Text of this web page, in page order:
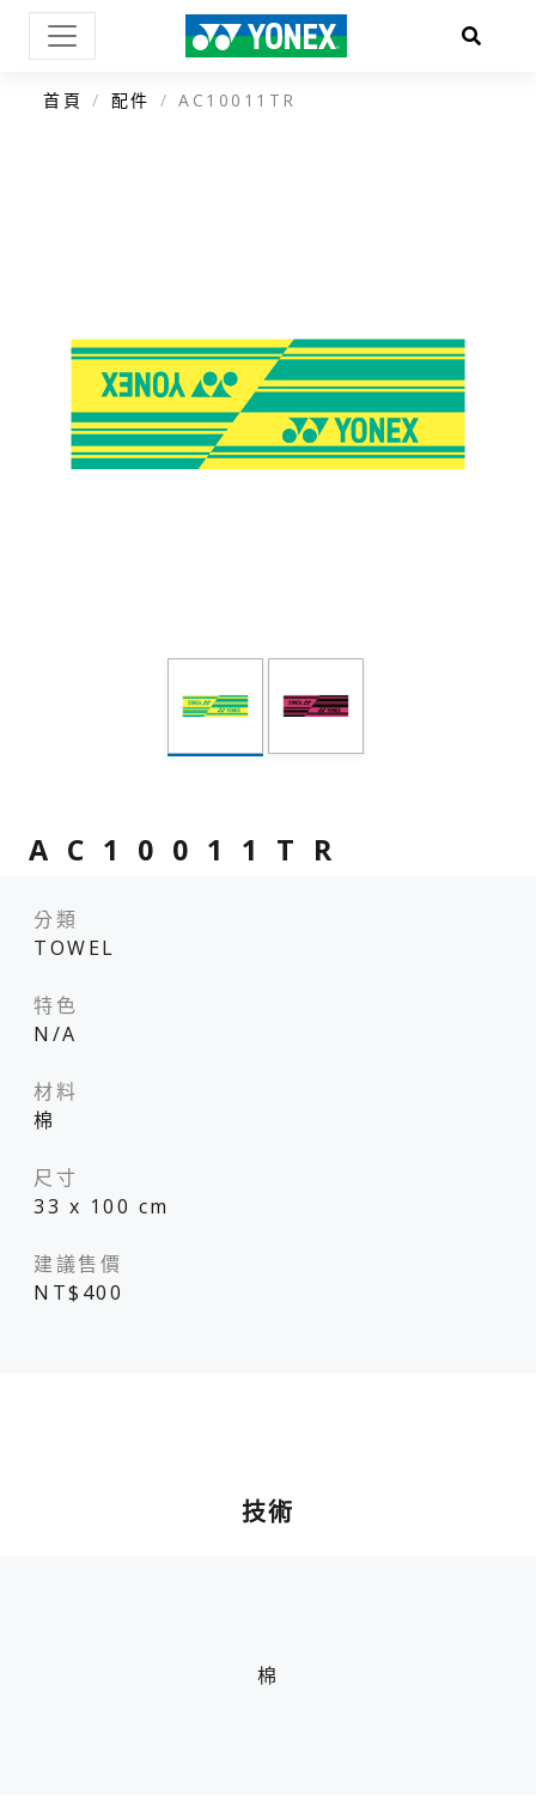
首頁 配件 AC10011TR
AC10011TR
分類
TOWEL
特色
N/A
材料
棉
尺寸
33 x 100 cm
建議售價
NT$400
技術
棉